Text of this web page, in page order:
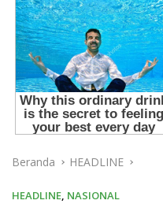
Beranda HEADLINE
HEADLINE, NASIONAL